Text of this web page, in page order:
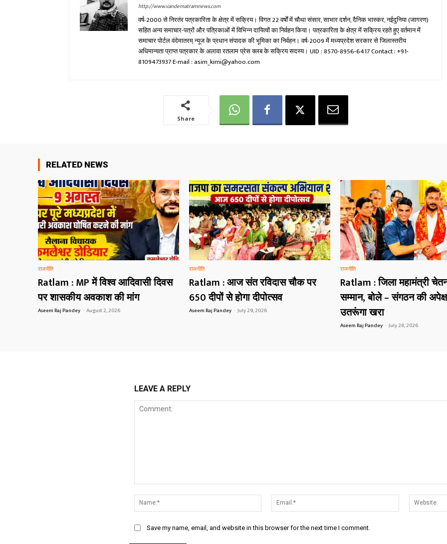
http://www.vandematramnews.com
वर्ष-2000 से निरतंर पत्रकारिता के क्षेत्र में सक्रिय। विगत 22 वर्षों में चौथा संसार, साभार दर्शन, दैनिक भास्कर, नईदुनिया (जागरण)
सहित अन्य समाचार-पत्रों और पत्रिकाओं में विभिन्न दायित्वों का निर्वहन किया। पत्रकारिता के क्षेत्र में सक्रिय रहते हुए वर्तमान में
समाचार पोर्टल वंदेमातरम् न्यूज के प्रधान संपादक की भूमिका का निर्वहन। वर्ष-2009 में मध्यप्रदेश सरकार से जिलास्तरीय
अधिमान्यता प्राप्त पत्रकार के अलावा रतलाम प्रेस क्लब के सक्रिय सदस्य। UID : 8570-8956-6417 Contact : +91-
8109473937 E-mail : asim_kimi@yahoo.com
Share
RELATED NEWS
राजनीति
Ratlam : MP में विश्व आदिवासी दिवस
पर शासकीय अवकाश की मांग
Aseem Raj Pandey - August 2, 2026
राजनीति
Ratlam : आज संत रविदास चौक पर
650 दीपों से होगा दीपोत्सव
Aseem Raj Pandey - July 29, 2026
राजनीति
Ratlam : जिला महामंत्री
सम्मान, बोले – संगठन की
उतरूंगा खरा
Aseem Raj Pandey - July 28, 2026
LEAVE A REPLY
Name:*
Email:*
Save my name, email, and website in this browser for the next time I comment.